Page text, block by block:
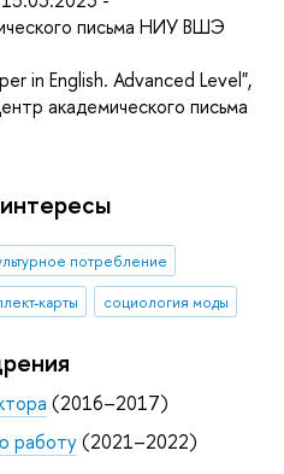
письма НИУ ВШЭ
in English. Advanced Level",
академического письма
потребление
карты социология моды
(2016–2017)
работу(2021–2022)